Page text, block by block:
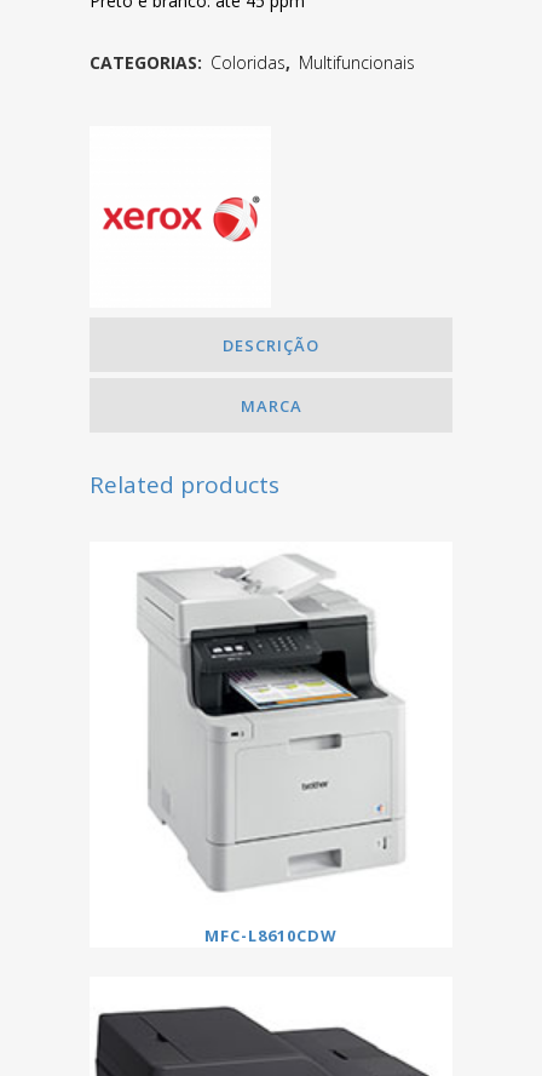
CATEGORIAS: Coloridas, Multifuncionais
DESCRIÇÃO
MARCA
Related products
MFC-L8610CDW